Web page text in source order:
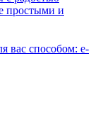
простыми и
вас способом: e-